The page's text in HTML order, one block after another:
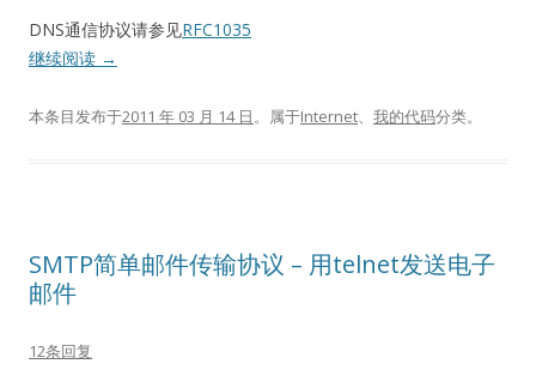
DNS通信协议请参见RFC1035
继续阅读 →
本条目发布于2011 年 03 月 14 日。属于Internet、 我的代码分类。
SMTP简单邮件传输协议 – 用telnet发送电子
邮件
12条回复